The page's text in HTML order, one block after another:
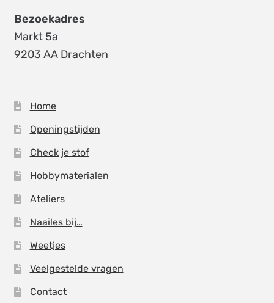
Bezoekadres
Markt 5a
9203 AA Drachten
Home
Openingstijden
Check je stof
Hobbymaterialen
Ateliers
Naailes bij…
Weetjes
Veelgestelde vragen
Contact